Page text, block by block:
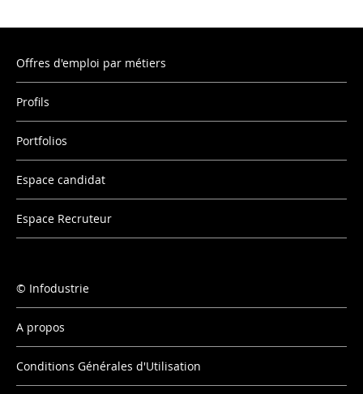
Offres d'emploi par métiers
Profils
Portfolios
Espace candidat
Espace Recruteur
Infodustrie
A propos
Conditions Générales d'Utilisation